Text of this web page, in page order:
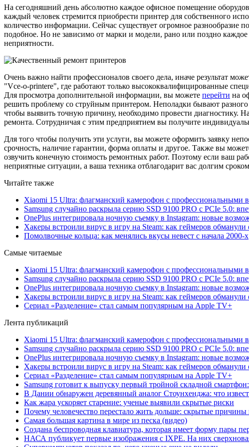
На сегодняшний день абсолютно каждое офисное помещение
каждый человек стремится приобрести принтер для собственного
количество информации. Сейчас существует огромное разнообразие
подобное. Но не зависимо от марки и модели, рано или поздно каждое
неприятности.
Очень важно найти профессионалов своего дела, иначе результат
"Vce-o-printere", где работают только высококвалифицированные
Для просмотра дополнительной информации, вы можете перейти на
решить проблему со струйным принтером. Неполадки бывают разного
чтобы выявить точную причину, необходимо провести диагностику.
ремонта. Сотрудничая с этим предприятием вы получите
Для того чтобы получить эти услуги, вы можете оформить заявку
срочность, наличие гарантии, форма оплаты и другое. Также вы
озвучить конечную стоимость ремонтных работ. Поэтому если ваш
неприятные ситуации, а ваша техника отблагодарит вас долгим
Читайте также
Xiaomi 15 Ultra: флагманский камерофон с профессиональными
Samsung случайно раскрыла серию SSD 9100 PRO с PCIe 5.0:
OnePlus интегрировала ночную съемку в Instagram: новые
Хакеры встроили вирус в игру на Steam: как геймеров обманули
Помолвочные кольца: как менялись вкусы невест с начала 2000-х
Самые читаемые
Xiaomi 15 Ultra: флагманский камерофон с профессиональными
Samsung случайно раскрыла серию SSD 9100 PRO с PCIe 5.0:
OnePlus интегрировала ночную съемку в Instagram: новые
Хакеры встроили вирус в игру на Steam: как геймеров обманули
Сериал «Разделение» стал самым популярным на Apple TV+
Лента публикаций
Xiaomi 15 Ultra: флагманский камерофон с профессиональными
Samsung случайно раскрыла серию SSD 9100 PRO с PCIe 5.0:
OnePlus интегрировала ночную съемку в Instagram: новые
Хакеры встроили вирус в игру на Steam: как геймеров обманули
Сериал «Разделение» стал самым популярным на Apple TV+
Samsung готовит к выпуску первый тройной складной смартфон:
В Дании обнаружен деревянный аналог Стоунхенджа: что
Как жара ускоряет старение: ученые выявили скрытые риски
Почему человечество перестало жить дольше: скрытые
Самая большая картина в мире из песка (видео)
Создана беспроводная клавиатура, которая имеет форму пары
НАСА публикует первые изображения с IXPE. На них